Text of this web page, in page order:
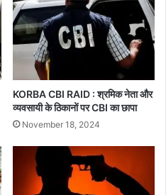
KORBA CBI RAID : श्रमिक नेता और
व्यवसायी के ठिकानों पर CBI का छापा
November 18, 2024